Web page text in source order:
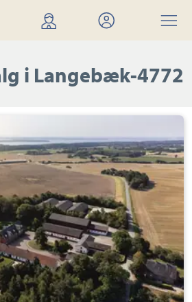
Find
mægler
Mit
Estate
Menu
i Langebæk-4772